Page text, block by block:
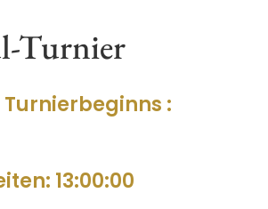
Turnier
:
13:00:00